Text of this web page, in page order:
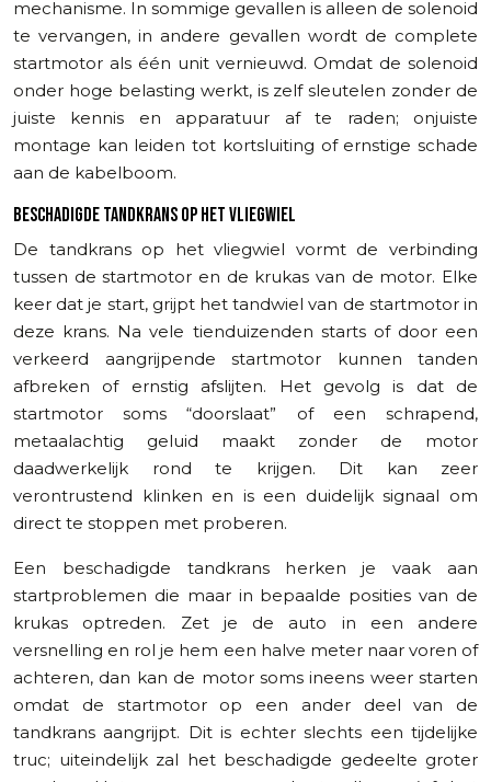
mechanisme. In sommige gevallen is alleen de solenoid
te vervangen, in andere gevallen wordt de complete
startmotor als één unit vernieuwd. Omdat de solenoid
onder hoge belasting werkt, is zelf sleutelen zonder de
juiste kennis en apparatuur af te raden; onjuiste
montage kan leiden tot kortsluiting of ernstige schade
aan de kabelboom.
BESCHADIGDE TANDKRANS OP HET VLIEGWIEL
De tandkrans op het vliegwiel vormt de verbinding
tussen de startmotor en de krukas van de motor. Elke
keer dat je start, grijpt het tandwiel van de startmotor in
deze krans. Na vele tienduizenden starts of door een
verkeerd aangrijpende startmotor kunnen tanden
afbreken of ernstig afslijten. Het gevolg is dat de
startmotor soms “doorslaat” of een schrapend,
metaalachtig geluid maakt zonder de motor
daadwerkelijk rond te krijgen. Dit kan zeer
verontrustend klinken en is een duidelijk signaal om
direct te stoppen met proberen.
Een beschadigde tandkrans herken je vaak aan
startproblemen die maar in bepaalde posities van de
krukas optreden. Zet je de auto in een andere
versnelling en rol je hem een halve meter naar voren of
achteren, dan kan de motor soms ineens weer starten
omdat de startmotor op een ander deel van de
tandkrans aangrijpt. Dit is echter slechts een tijdelijke
truc; uiteindelijk zal het beschadigde gedeelte groter